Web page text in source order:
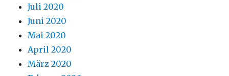
Juli 2020
Juni 2020
Mai 2020
April 2020
März 2020